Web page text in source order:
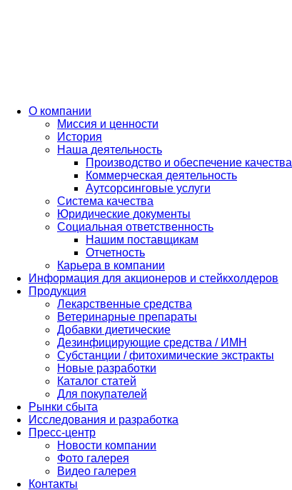
О компании
Миссия и ценности
История
Наша деятельность
Производство и обеспечение качества
Коммерческая деятельность
Аутсорсинговые услуги
Система качества
Юридические документы
Социальная ответственность
Нашим поставщикам
Отчетность
Карьера в компании
Информация для акционеров и стейкхолдеров
Продукция
Лекарственные средства
Ветеринарные препараты
Добавки диетические
Дезинфицирующие средства / ИМН
Субстанции / фитохимические экстракты
Новые разработки
Каталог статей
Для покупателей
Рынки сбыта
Исследования и разработка
Пресс-центр
Новости компании
Фото галерея
Видео галерея
Контакты